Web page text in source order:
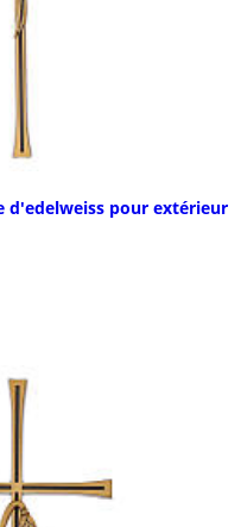
d'edelweiss pour extérieur